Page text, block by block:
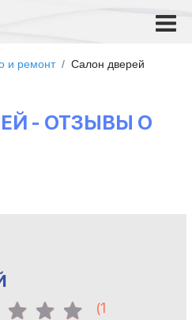
и ремонт Салон дверей
- ОТЗЫВЫ О
(1